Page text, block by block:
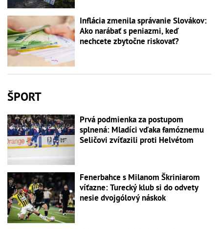
Inflácia zmenila správanie Slovákov:
Ako narábať s peniazmi, keď
nechcete zbytočne riskovať?
ŠPORT
Prvá podmienka za postupom
splnená: Mladíci vďaka famóznemu
Seličovi zvíťazili proti Helvétom
Fenerbahce s Milanom Škriniarom
víťazne: Turecký klub si do odvety
nesie dvojgólový náskok